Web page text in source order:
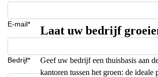
E-mail*
Bedrijf*
Laat uw bedrijf
Geef uw bedrijf een thuisbasis aan
kantoren tussen het groen: de